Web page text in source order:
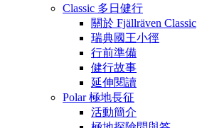
Classic 多日健行
關於 Fjällräven Classic
瑞典國王小徑
行前準備
健行故事
延伸閱讀
Polar 極地長征
活動簡介